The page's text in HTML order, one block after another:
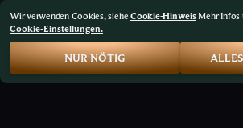
Wir verwenden Cookies, sieheCookie-HinweisMehr Infos
Cookie-Einstellungen.
NUR NÖTIG